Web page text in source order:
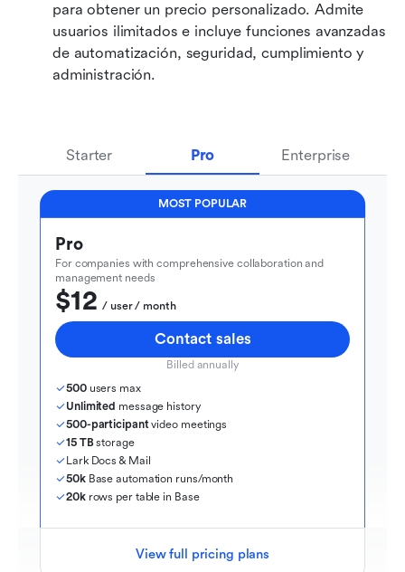
para obtener un precio personalizado. Admite
usuarios ilimitados e incluye funciones avanzadas
de automatización, seguridad, cumplimiento y
administración.
Starter Pro Enterprise
MOST POPULAR
Pro
For companies with comprehensive collaboration and
management needs
$12
  / user / month
Contact sales
Billed annually
500 users max
Unlimited message history
500-participant video meetings
15 TB storage
Lark Docs & Mail
50k Base automation runs/month
20k rows per table in Base
View full pricing plans